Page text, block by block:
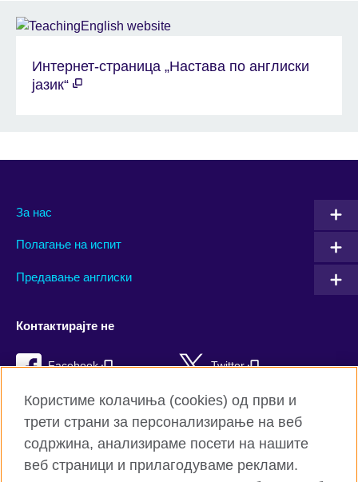
Интернет-страница „Настава по англиски
јазик“
За нас
Полагање на испит
Предавање англиски
Контактирајте не
Facebook Twitter
YouTube Flickr
Користиме колачиња (cookies) од први и
трети страни за персонализирање на веб
содржина, анализираме посети на нашите
веб страници и прилагодуваме реклами.